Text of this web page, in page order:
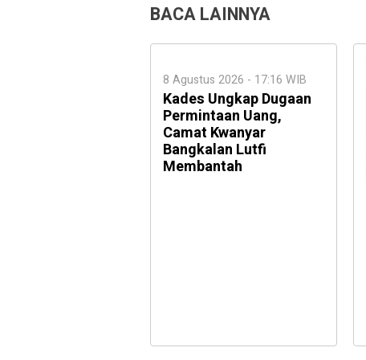
BACA LAINNYA
8 Agustus 2026 - 17:16 WIB
Kades Ungkap Dugaan
Permintaan Uang,
Camat Kwanyar
Bangkalan Lutfi
Membantah